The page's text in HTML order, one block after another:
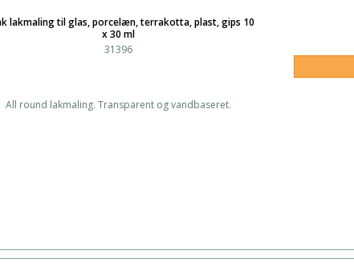
lakmaling til glas, porcelæn, terrakotta, plast, gips 10
x 30 ml
31396
All round lakmaling. Transparent og vandbaseret.